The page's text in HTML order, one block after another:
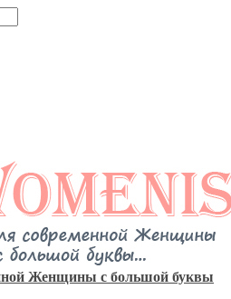
Женщины с большой буквы